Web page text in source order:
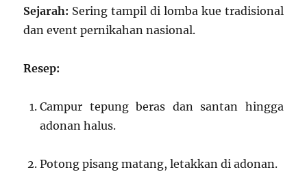
Sejarah: Sering tampil di lomba kue tradisional
dan event pernikahan nasional.
Resep:
Campur tepung beras dan santan hingga
adonan halus.
Potong pisang matang, letakkan di adonan.